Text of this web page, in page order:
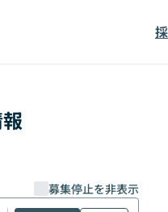
募集停止を非表示